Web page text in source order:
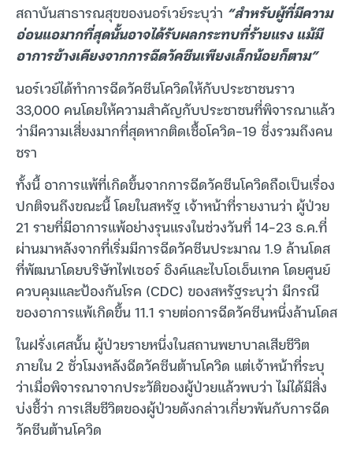
สถาบันสาธารณสุขของนอร์เวย์ระบุว่า “สำหรับผู้ที่มีความ
อ่อนแอมากที่สุดนั้นอาจได้รับผลกระทบที่ร้ายแรง แม้มี
อาการข้างเคียงจากการฉีดวัคซีนเพียงเล็กน้อยก็ตาม”
นอร์เวย์ได้ทำการฉีดวัคซีนโควิดให้กับประชาชนราว
33,000 คนโดยให้ความสำคัญกับประชาชนที่พิจารณาแล้ว
ว่ามีความเสี่ยงมากที่สุดหากติดเชื้อโควิด-19 ซึ่งรวมถึงคน
ชรา
ทั้งนี้ อาการแพ้ที่เกิดขึ้นจากการฉีดวัคซีนโควิดถือเป็นเรื่อง
ปกติจนถึงขณะนี้ โดยในสหรัฐ เจ้าหน้าที่รายงานว่า ผู้ป่วย
21 รายที่มีอาการแพ้อย่างรุนแรงในช่วงวันที่ 14-23 ธ.ค.ที่
ผ่านมาหลังจากที่เริ่มมีการฉีดวัคซีนประมาณ 1.9 ล้านโดส
ที่พัฒนาโดยบริษัทไฟเซอร์ อิงค์และไบโอเอ็นเทค โดยศูนย์
ควบคุมและป้องกันโรค (CDC) ของสหรัฐระบุว่า มีกรณี
ของอาการแพ้เกิดขึ้น 11.1 รายต่อการฉีดวัคซีนหนึ่งล้านโดส
ในฝรั่งเศสนั้น ผู้ป่วยรายหนึ่งในสถานพยาบาลเสียชีวิต
ภายใน 2 ชั่วโมงหลังฉีดวัคซีนต้านโควิด แต่เจ้าหน้าที่ระบุ
ว่าเมื่อพิจารณาจากประวัติของผู้ป่วยแล้วพบว่า ไม่ได้มีสิ่ง
บ่งชี้ว่า การเสียชีวิตของผู้ป่วยดังกล่าวเกี่ยวพันกับการฉีด
วัคซีนต้านโควิด